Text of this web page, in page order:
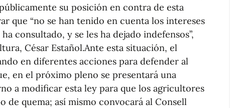
su posición en contra de esta
que “no se han tenido en cuenta los intereses
consultado, y se les ha dejado indefensos”,
César Estañol.Ante esta situación, el
en diferentes acciones para defender al
en el próximo pleno se presentará una
a modificar esta ley para que los agricultores
de quema; así mismo convocará al Consell